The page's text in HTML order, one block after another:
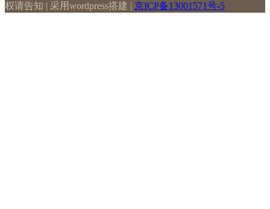
权请告知 | 采用wordpress搭建 | 京ICP备13001571号-5